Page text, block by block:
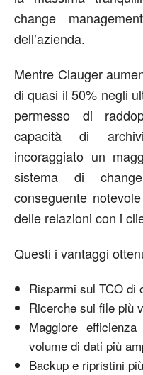
change
dell’azienda.
Mentre Clauger
di quasi il 50% negli
permesso di
capacità di
incoraggiato un
sistema di
conseguente
delle relazioni con i
Questi i vantaggi
Risparmi sul TCO di
Ricerche sui file più
Maggiore
volume di dati più
Backup e ripristini